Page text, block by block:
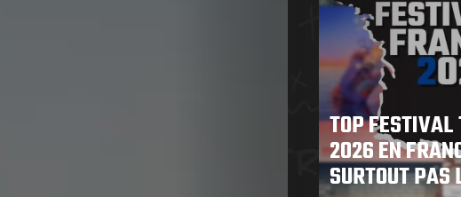
TOP FESTIVAL
2026 EN
SURTOUT PAS